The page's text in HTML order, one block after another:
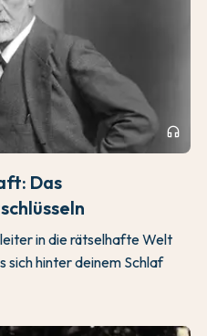
headphones
Das
in die rätselhafte Welt
sich hinter deinem Schlaf